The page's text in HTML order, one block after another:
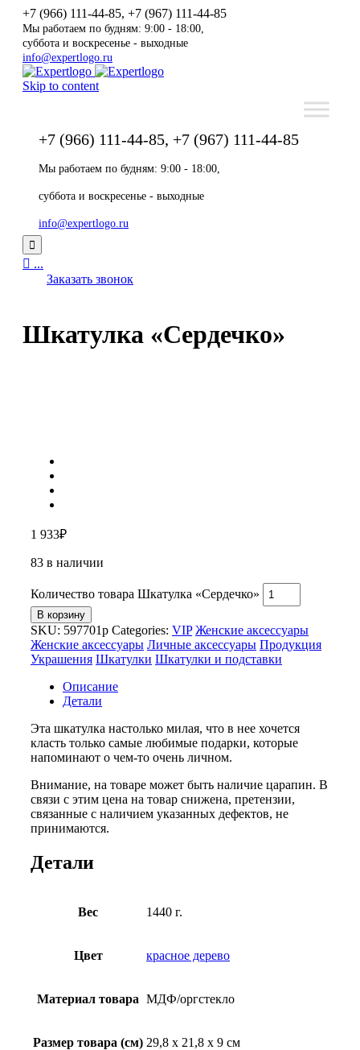
+7 (966) 111-44-85, +7 (967) 111-44-85
Мы работаем по будням: 9:00 - 18:00,
суббота и воскресенье - выходные
info@expertlogo.ru
Skip to content
+7 (966) 111-44-85, +7 (967) 111-44-85
Мы работаем по будням: 9:00 - 18:00,
суббота и воскресенье - выходные
info@expertlogo.ru

 ...
Заказать звонок
Шкатулка «Сердечко»
1 933₽
83 в наличии
Количество товара Шкатулка «Сердечко»
В корзину
SKU: 597701p Categories: VIP Женские аксессуары
Женские аксессуары Личные аксессуары Продукция
Украшения Шкатулки Шкатулки и подставки
Описание
Детали
Эта шкатулка настолько милая, что в нее хочется
класть только самые любимые подарки, которые
напоминают о чем-то очень личном.
Внимание, на товаре может быть наличие царапин. В
связи с этим цена на товар снижена, претензии,
связанные с наличием указанных дефектов, не
принимаются.
Детали
Вес 1440 г.
Цвет красное дерево
Материал товара МДФ/оргстекло
Размер товара (см) 29,8 х 21,8 х 9 см